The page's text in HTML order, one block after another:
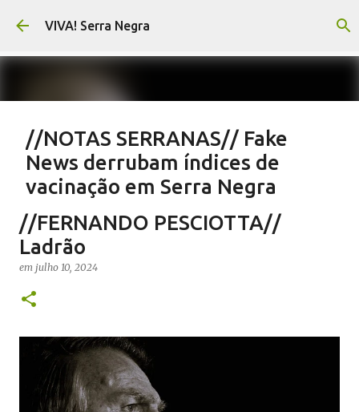
Pular para o conteúdo principal
VIVA! Serra Negra
//NOTAS SERRANAS// Fake
News derrubam índices de
vacinação em Serra Negra
SALETE SILVA VACINAÇÃO SERRA NEGRA
VIVA! SERRA NEGRA NO AR
//FERNANDO PESCIOTTA//
Ladrão
em julho 10, 2024